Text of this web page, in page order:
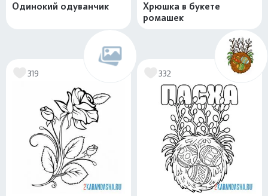
Одинокий одуванчик
Хрюшка в букете
ромашек
319 332